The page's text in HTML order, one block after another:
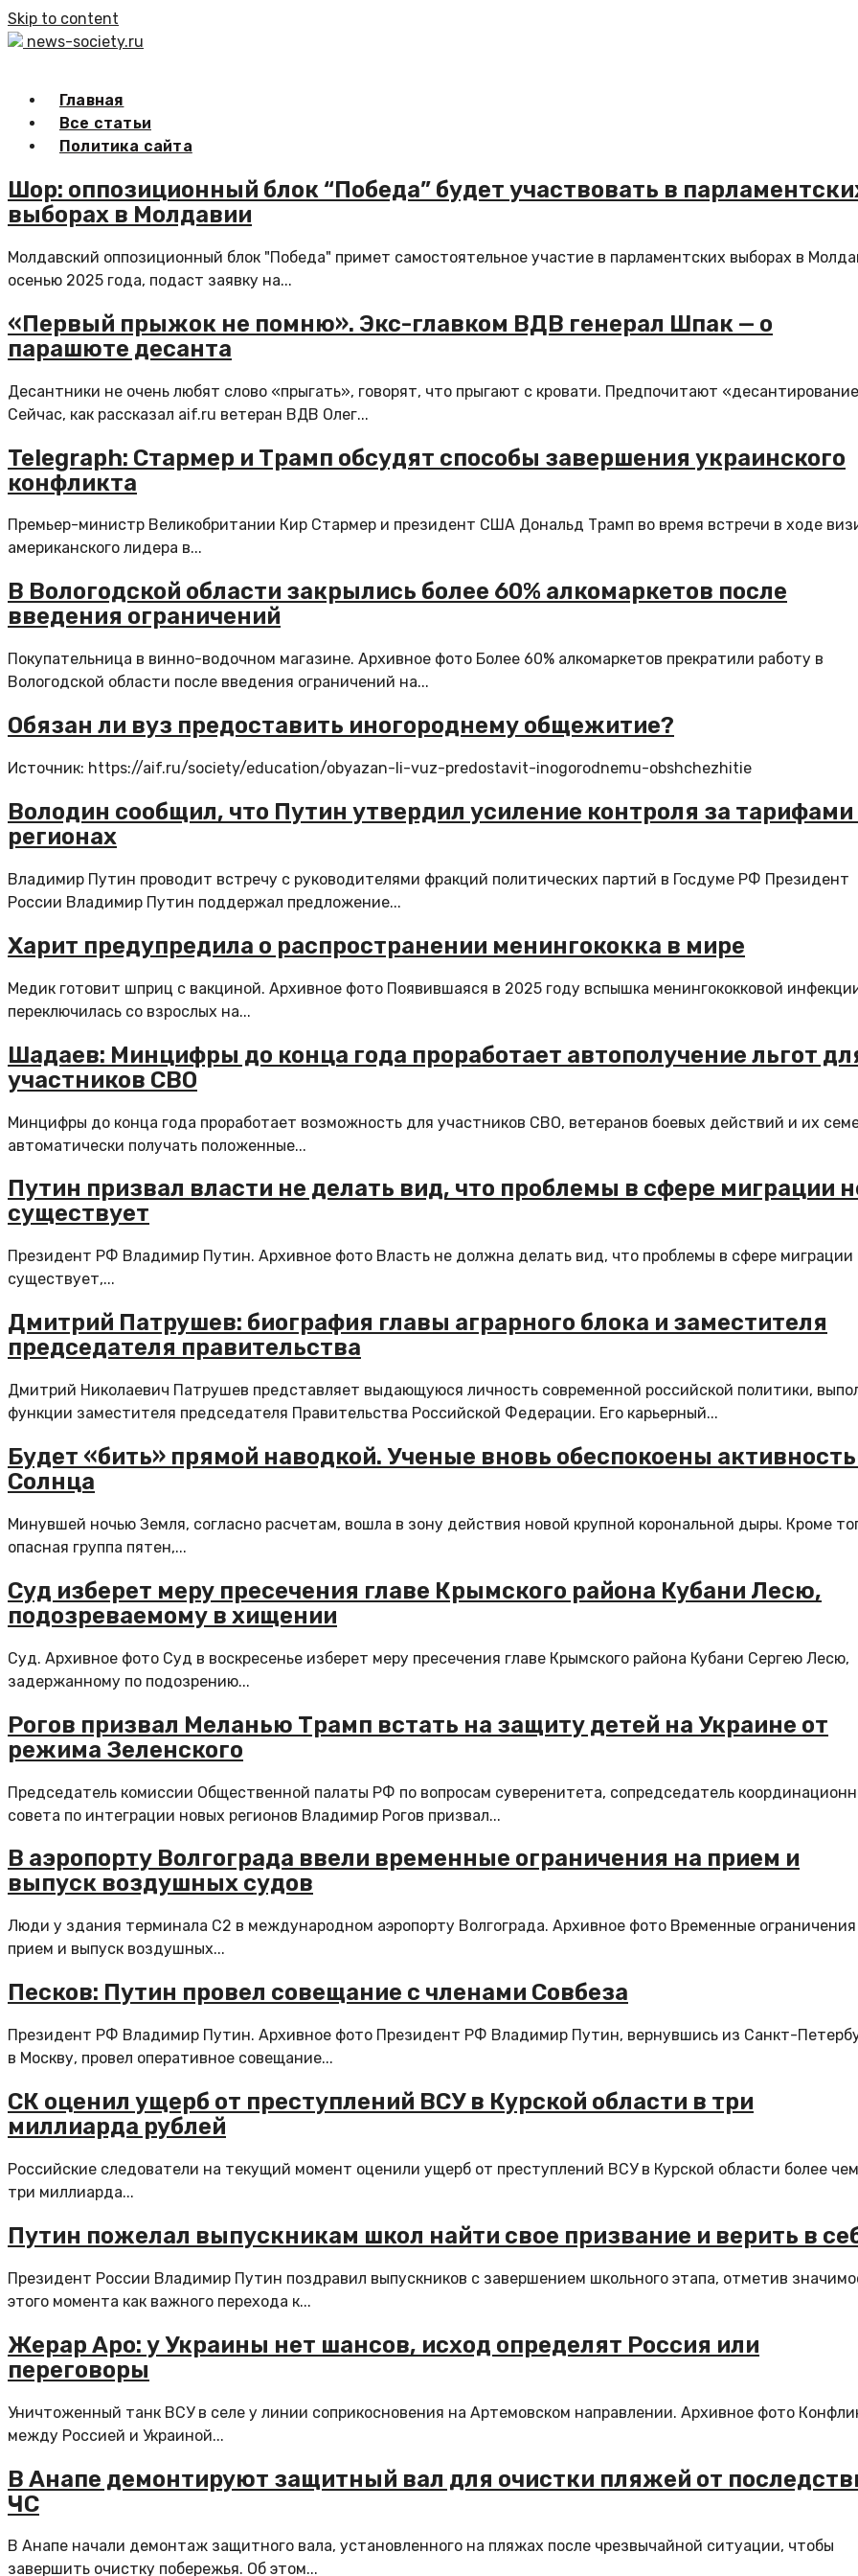
Skip to content
news-society.ru
Главная
Все статьи
Политика сайта
Шор: оппозиционный блок “Победа” будет участвовать в
выборах в Молдавии
Молдавский оппозиционный блок "Победа" примет самостоятельное участие в парламентских выборах в
осенью 2025 года, подаст заявку на...
«Первый прыжок не помню». Экс-главком ВДВ генерал Шпак — о
парашюте десанта
Десантники не очень любят слово «прыгать», говорят, что прыгают с кровати. Предпочитают
Сейчас, как рассказал aif.ru ветеран ВДВ Олег...
Telegraph: Стармер и Трамп обсудят способы завершения украинского
конфликта
Премьер-министр Великобритании Кир Стармер и президент США Дональд Трамп во время встречи в ходе
американского лидера в...
В Вологодской области закрылись более 60% алкомаркетов после
введения ограничений
Покупательница в винно-водочном магазине. Архивное фото Более 60% алкомаркетов прекратили работу в
Вологодской области после введения ограничений на...
Обязан ли вуз предоставить иногороднему общежитие?
Источник: https://aif.ru/society/education/obyazan-li-vuz-predostavit-inogorodnemu-obshchezhitie
Володин сообщил, что Путин утвердил усиление контроля за тарифами
регионах
Владимир Путин проводит встречу с руководителями фракций политических партий в Госдуме РФ Президент
России Владимир Путин поддержал предложение...
Харит предупредила о распространении менингококка в мире
Медик готовит шприц с вакциной. Архивное фото Появившаяся в 2025 году вспышка менингококковой
переключилась со взрослых на...
Шадаев: Минцифры до конца года проработает автополучение льгот
участников СВО
Минцифры до конца года проработает возможность для участников СВО, ветеранов боевых действий и их
автоматически получать положенные...
Путин призвал власти не делать вид, что проблемы в сфере миграции
существует
Президент РФ Владимир Путин. Архивное фото Власть не должна делать вид, что проблемы в сфере миграции
существует,...
Дмитрий Патрушев: биография главы аграрного блока и заместителя
председателя правительства
Дмитрий Николаевич Патрушев представляет выдающуюся личность современной российской политики,
функции заместителя председателя Правительства Российской Федерации. Его карьерный...
Будет «бить» прямой наводкой. Ученые вновь обеспокоены
Солнца
Минувшей ночью Земля, согласно расчетам, вошла в зону действия новой крупной корональной дыры. Кроме
опасная группа пятен,...
Суд изберет меру пресечения главе Крымского района Кубани Лесю,
подозреваемому в хищении
Суд. Архивное фото Суд в воскресенье изберет меру пресечения главе Крымского района Кубани Сергею Лесю,
задержанному по подозрению...
Рогов призвал Меланью Трамп встать на защиту детей на Украине от
режима Зеленского
Председатель комиссии Общественной палаты РФ по вопросам суверенитета, сопредседатель
совета по интеграции новых регионов Владимир Рогов призвал...
В аэропорту Волгограда ввели временные ограничения на прием и
выпуск воздушных судов
Люди у здания терминала C2 в международном аэропорту Волгограда. Архивное фото Временные ограничения
прием и выпуск воздушных...
Песков: Путин провел совещание с членами Совбеза
Президент РФ Владимир Путин. Архивное фото Президент РФ Владимир Путин, вернувшись из Санкт-
в Москву, провел оперативное совещание...
СК оценил ущерб от преступлений ВСУ в Курской области в три
миллиарда рублей
Российские следователи на текущий момент оценили ущерб от преступлений ВСУ в Курской области более
три миллиарда...
Путин пожелал выпускникам школ найти свое призвание и верить в
Президент России Владимир Путин поздравил выпускников с завершением школьного этапа, отметив
этого момента как важного перехода к...
Жерар Аро: у Украины нет шансов, исход определят Россия или
переговоры
Уничтоженный танк ВСУ в селе у линии соприкосновения на Артемовском направлении. Архивное фото
между Россией и Украиной...
В Анапе демонтируют защитный вал для очистки пляжей от
ЧС
В Анапе начали демонтаж защитного вала, установленного на пляжах после чрезвычайной ситуации, чтобы
завершить очистку побережья. Об этом...